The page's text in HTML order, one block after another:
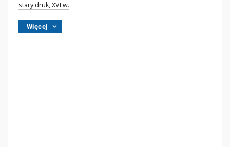
stary druk, XVI w.
Więcej